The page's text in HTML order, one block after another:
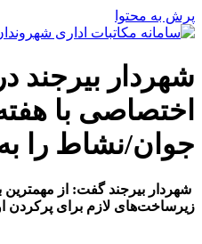
پرش به محتوا
شهردار بیرجند
اختصاصی با
جوان/نشاط را
شهردار بیرجند گفت: از
زیرساخت‌های لازم برای